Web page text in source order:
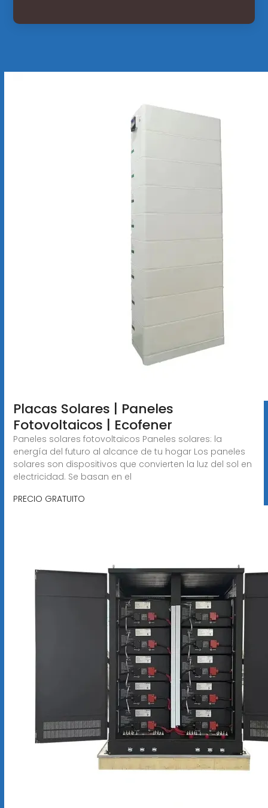
Placas Solares | Paneles
Fotovoltaicos | Ecofener
Paneles solares fotovoltaicos Paneles solares: la
energía del futuro al alcance de tu hogar Los paneles
solares son dispositivos que convierten la luz del sol en
electricidad. Se basan en el
PRECIO GRATUITO